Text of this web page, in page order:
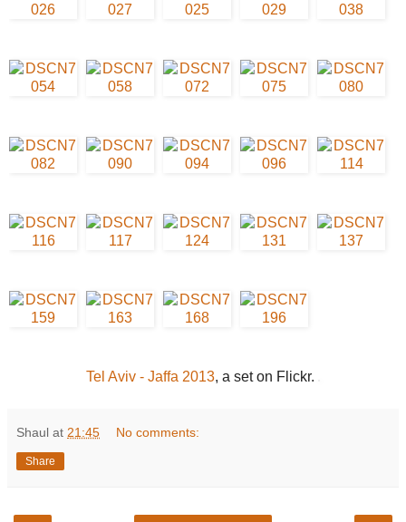
Tel Aviv - Jaffa 2013, a set on Flickr.
Shaul at 21:45 No comments:
Share